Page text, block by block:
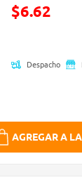
$6.62
Despacho
AGREGAR A